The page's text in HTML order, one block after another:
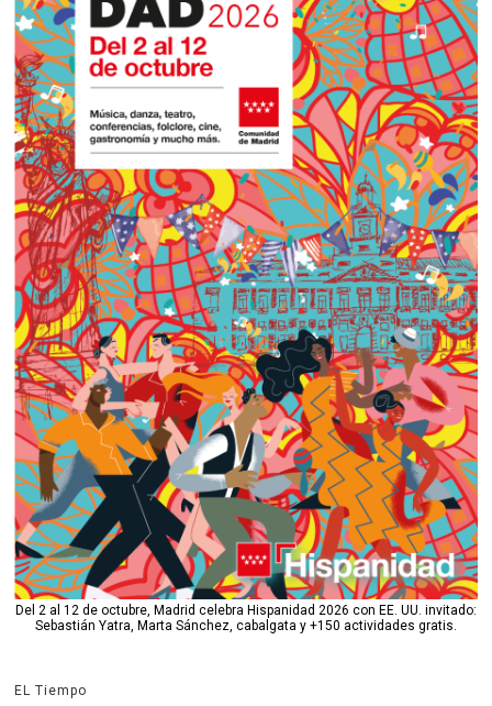
Del 2 al 12 de octubre, Madrid celebra Hispanidad 2026 con EE. UU. invitado:
Sebastián Yatra, Marta Sánchez, cabalgata y +150 actividades gratis.
EL Tiempo